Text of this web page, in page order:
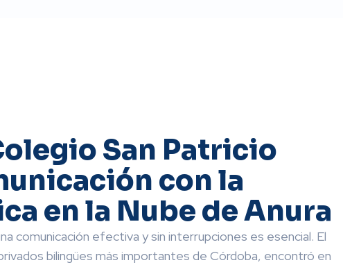
San Patricio
con la
en la Nube de Anura
comunicación efectiva y sin interrupciones es esencial. El
bilingües más importantes de Córdoba, encontró en